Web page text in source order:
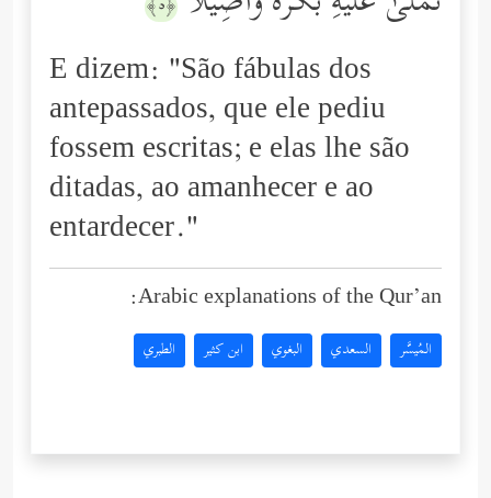
﴿٥﴾
E dizem: "São fábulas dos
antepassados, que ele pediu
fossem escritas; e elas lhe são
ditadas, ao amanhecer e ao
entardecer."
Arabic explanations of the Qur’an:
المُيسَّر السعدي البغوي ابن كثير الطبري